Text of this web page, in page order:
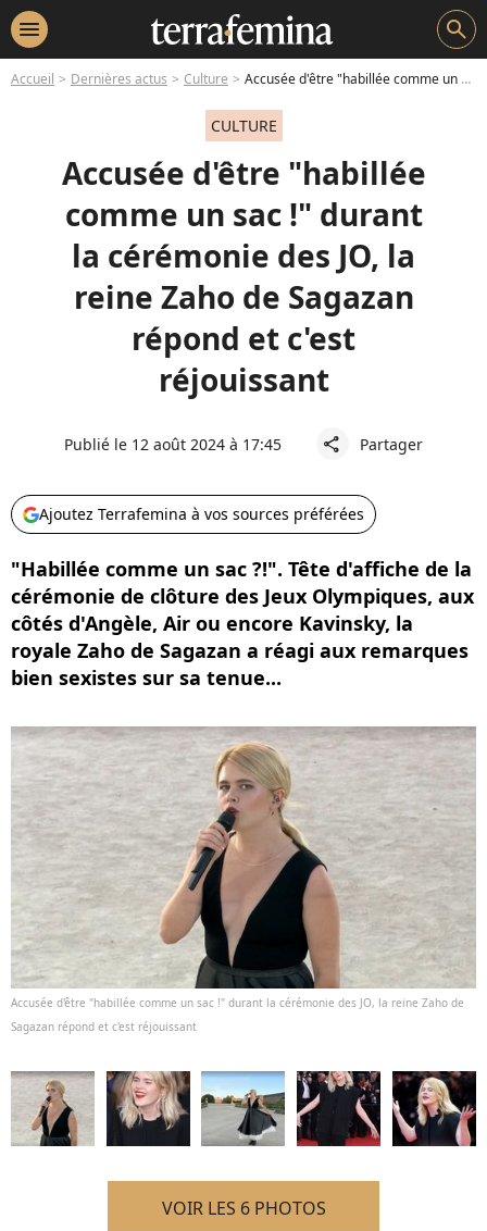
menu search
Accueil Dernières actus Culture Accusée d'être "habillée comme un sac !" durant la cérémonie des JO, la reine Zaho de Sagazan répond et c'est réjouissant
CULTURE
Accusée d'être "habillée
comme un sac !" durant
la cérémonie des JO, la
reine Zaho de Sagazan
répond et c'est
réjouissant
Publié le 12 août 2024 à 17:45 share Partager
Ajoutez Terrafemina à vos sources préférées
"Habillée comme un sac ?!". Tête d'affiche de la
cérémonie de clôture des Jeux Olympiques, aux
côtés d'Angèle, Air ou encore Kavinsky, la
royale Zaho de Sagazan a réagi aux remarques
bien sexistes sur sa tenue...
Accusée d'être "habillée comme un sac !" durant la cérémonie des JO, la reine Zaho de
Sagazan répond et c'est réjouissant
VOIR LES 6 PHOTOS